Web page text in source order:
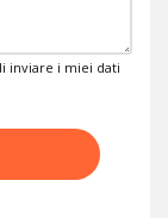
inviare i miei dati